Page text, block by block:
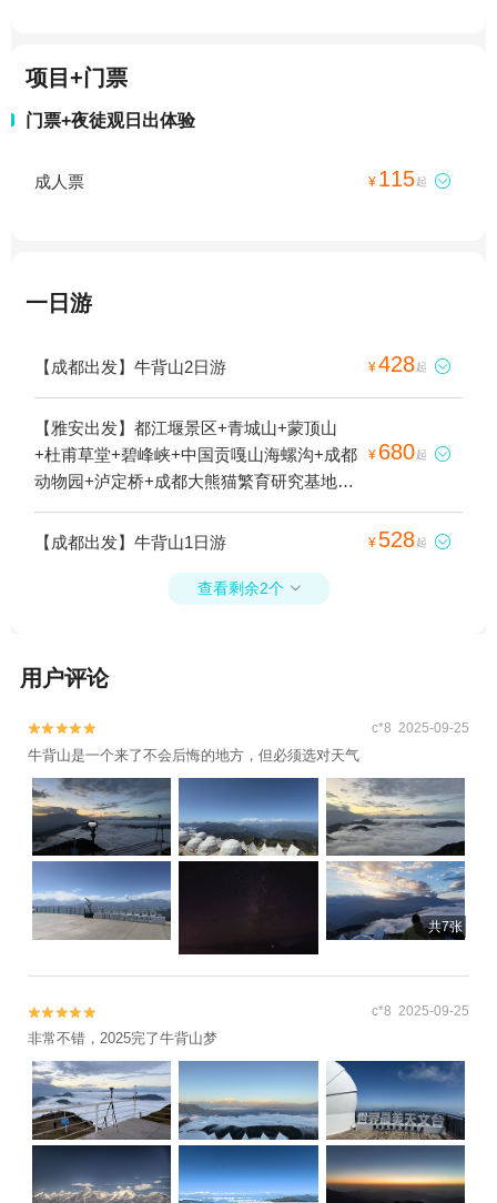
项目+门票
门票+夜徒观日出体验
成人票 ¥ 115起 
一日游
【成都出发】牛背山2日游 ¥428起 
【雅安出发】都江堰景区+青城山+蒙顶山
+杜甫草堂+碧峰峡+中国贡嘎山海螺沟+成都
动物园+泸定桥+成都大熊猫繁育研究基地
+金沙遗址博物馆+青城后山+燕子沟风景区
+牛背山+成都本地玩乐+熊猫谷+雅安本地玩
¥ 680起 
【成都出发】牛背山1日游 ¥ 528起 
查看剩余2个 
用户评论

 c*8 2025-09-25
牛背山是一个来了不会后悔的地方，但必须选对天气
共7张

 c*8 2025-09-25
非常不错，2025完了牛背山梦